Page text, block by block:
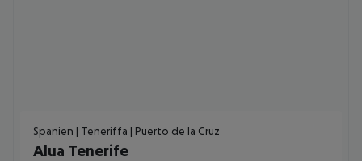
Spanien | Teneriffa | Puerto de la Cruz
Alua Tenerife